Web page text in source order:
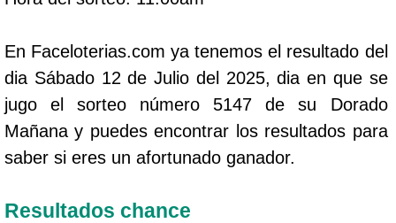
En Faceloterias.com ya tenemos el resultado del
dia Sábado 12 de Julio del 2025, dia en que se
jugo el sorteo número 5147 de su Dorado
Mañana y puedes encontrar los resultados para
saber si eres un afortunado ganador.
Resultados chance